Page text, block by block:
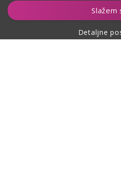
Slažem
Detaljne
Dodaj u